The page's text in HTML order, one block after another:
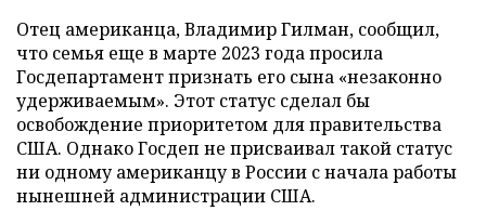
Отец американца, Владимир Гилман, сообщил,
что семья еще в марте 2023 года просила
Госдепартамент признать его сына «незаконно
удерживаемым». Этот статус сделал бы
освобождение приоритетом для правительства
США. Однако Госдеп не присваивал такой статус
ни одному американцу в России с начала работы
нынешней администрации США.